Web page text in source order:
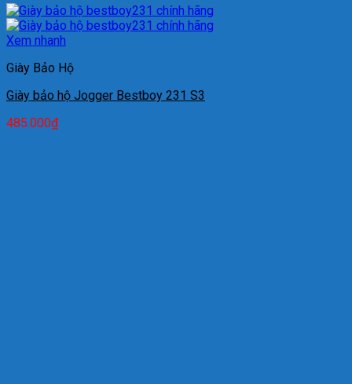
Xem nhanh
Giày Bảo Hộ
Giày bảo hộ Jogger Bestboy 231 S3
485.000₫